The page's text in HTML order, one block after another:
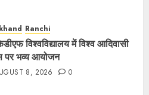
Ranchi
विश्‍वविद्यालय में विश्व आदिवासी
पर भव्य आयोजन
8, 2026 0